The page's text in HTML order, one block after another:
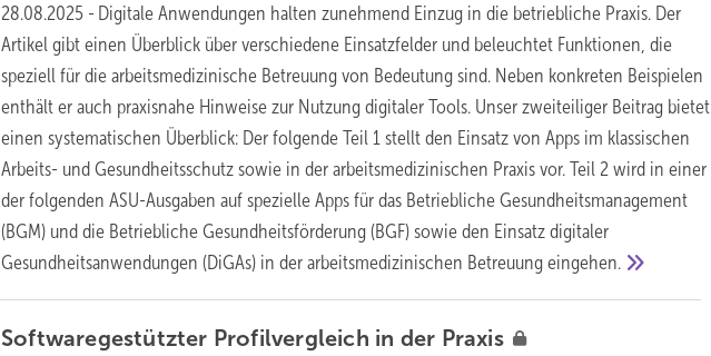
28.08.2025 - Digitale Anwendungen halten zunehmend Einzug in die betriebliche Praxis. Der
Artikel gibt einen Überblick über verschiedene Einsatzfelder und beleuchtet Funktionen, die
speziell für die arbeitsmedizinische Betreuung von Bedeutung sind. Neben konkreten Beispielen
enthält er auch praxisnahe Hinweise zur Nutzung digitaler Tools. Unser zweiteiliger Beitrag bietet
einen systematischen Überblick: Der folgende Teil 1 stellt den Einsatz von Apps im klassischen
Arbeits- und Gesundheitsschutz sowie in der arbeitsmedizinischen Praxis vor. Teil 2 wird in einer
der folgenden ASU-Ausgaben auf spezielle Apps für das Betriebliche Gesundheitsmanagement
(BGM) und die Betriebliche Gesundheitsförderung (BGF) sowie den Einsatz digitaler
Gesundheitsanwendungen (DiGAs) in der arbeitsmedizinischen Betreuungeingehen.
Softwaregestützter Profilvergleich in der Praxis